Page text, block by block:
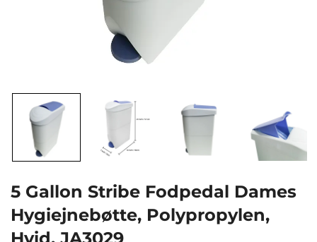
5 Gallon Stribe Fodpedal Dames
Hygiejnebøtte, Polypropylen,